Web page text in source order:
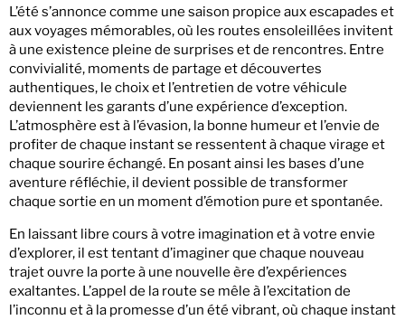
L’été s’annonce comme une saison propice aux escapades et
aux voyages mémorables, où les routes ensoleillées invitent
à une existence pleine de surprises et de rencontres. Entre
convivialité, moments de partage et découvertes
authentiques, le choix et l’entretien de votre véhicule
deviennent les garants d’une expérience d’exception.
L’atmosphère est à l’évasion, la bonne humeur et l’envie de
profiter de chaque instant se ressentent à chaque virage et
chaque sourire échangé. En posant ainsi les bases d’une
aventure réfléchie, il devient possible de transformer
chaque sortie en un moment d’émotion pure et spontanée.
En laissant libre cours à votre imagination et à votre envie
d’explorer, il est tentant d’imaginer que chaque nouveau
trajet ouvre la porte à une nouvelle ère d’expériences
exaltantes. L’appel de la route se mêle à l’excitation de
l’inconnu et à la promesse d’un été vibrant, où chaque instant